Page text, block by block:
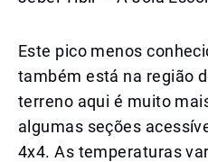
Este pico menos
também está na região
terreno aqui é muito
algumas seções
4x4. As temperaturas